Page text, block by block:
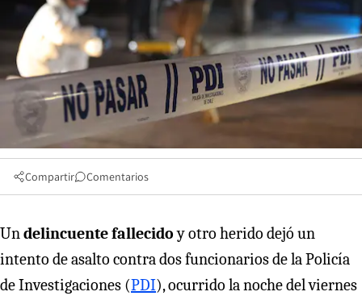
Compartir Comentarios
Undelincuente fallecidoy otro herido dejó un
intento de asalto contra dos funcionarios de la Policía
de Investigaciones (PDI), ocurrido la noche del viernes